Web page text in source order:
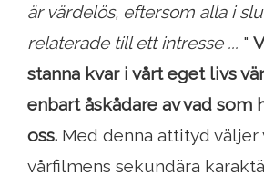
är värdelös, eftersom alla i
relaterade till ett intresse ... "
stanna kvar i vårt eget livs
enbart åskådare av vad som
oss. Med denna attityd väljer
vårfilmens sekundära